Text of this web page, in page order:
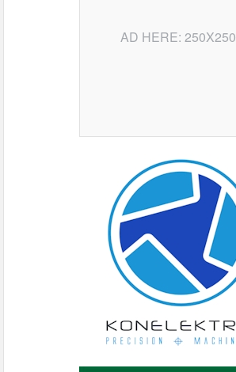
AD HERE: 250X250